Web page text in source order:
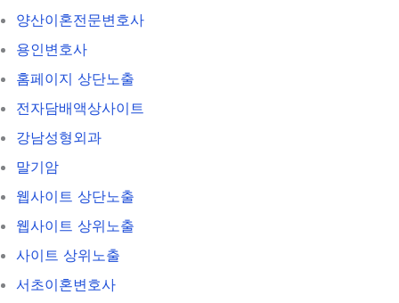
양산이혼전문변호사
용인변호사
홈페이지 상단노출
전자담배액상사이트
강남성형외과
말기암
웹사이트 상단노출
웹사이트 상위노출
사이트 상위노출
서초이혼변호사